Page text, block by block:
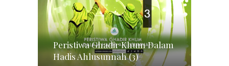
Peristiwa Ghadir Khum Dalam
Hadis Ahlusunnah (3)